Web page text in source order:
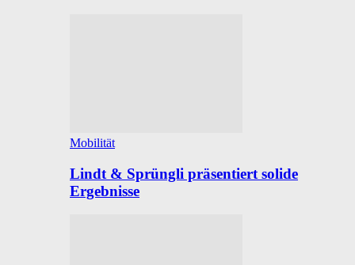
Mobilität
Lindt & Sprüngli präsentiert solide
Ergebnisse